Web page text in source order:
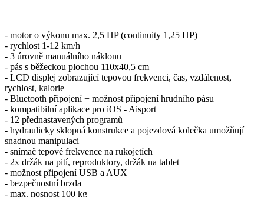
- motor o výkonu max. 2,5 HP (continuity 1,25 HP)
- rychlost 1-12 km/h
- 3 úrovně manuálního náklonu
- pás s běžeckou plochou 110x40,5 cm
- LCD displej zobrazující tepovou frekvenci, čas, vzdálenost,
rychlost, kalorie
- Bluetooth připojení + možnost připojení hrudního pásu
- kompatibilní aplikace pro iOS - Aisport
- 12 přednastavených programů
- hydraulicky sklopná konstrukce a pojezdová kolečka umožňují
snadnou manipulaci
- snímač tepové frekvence na rukojetích
- 2x držák na pití, reproduktory, držák na tablet
- možnost připojení USB a AUX
- bezpečnostní brzda
- max. nosnost 100 kg